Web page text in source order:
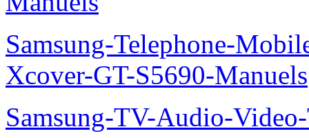
Samsung-Telephone-
Xcover-GT-S5690-Manuels
Samsung-TV-Audio-